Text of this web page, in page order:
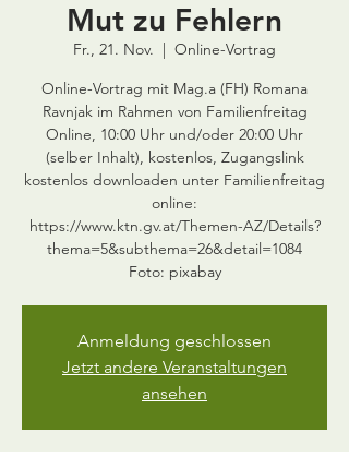
Mut zu Fehlern
Fr., 21. Nov.
  |
Online-Vortrag
Online-Vortrag mit Mag.a (FH) Romana
Ravnjak im Rahmen von Familienfreitag
Online, 10:00 Uhr und/oder 20:00 Uhr
(selber Inhalt), kostenlos, Zugangslink
kostenlos downloaden unter Familienfreitag
online:
https://www.ktn.gv.at/Themen-AZ/Details?
thema=5&subthema=26&detail=1084
Foto: pixabay
Anmeldung geschlossen
Jetzt andere Veranstaltungen
ansehen